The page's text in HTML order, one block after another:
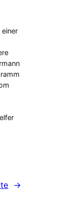
→